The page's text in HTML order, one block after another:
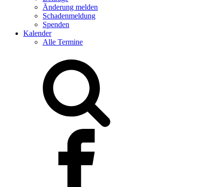
Änderung melden
Schadenmeldung
Spenden
Kalender
Alle Termine